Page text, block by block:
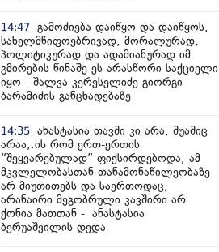
14:47 გამოძიება დაიწყო და დაიწყოს,
სახელმწიფოებრივად, მორალურად,
პოლიტიკურად და ადამიანურად იმ
გმირების წინაშე ეს არასწორი საქციელი
იყო - შალვა კერესელიძე გიორგი
ბარამიძის განცხადებაზე
14:35 ანასტასია თავში კი არა, შუაშიც
არაა,.ის რომ ერთ-ერთის
“შეყვარებულად” ფიქსირდებოდა, ამ
მკვლელობასთან თანამონაწილეობაზე
არ მიუთითებს და საერთოდაც,
არანაირი მეგობრული კავშირი არ
ქონია მათთან - ანასტასია
ბერუაშვილის დედა